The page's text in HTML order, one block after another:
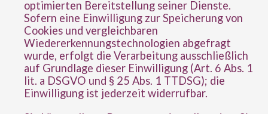
optimierten Bereitstellung seiner Dienste.
Sofern eine Einwilligung zur Speicherung von
Cookies und vergleichbaren
Wiedererkennungstechnologien abgefragt
wurde, erfolgt die Verarbeitung ausschließlich
auf Grundlage dieser Einwilligung (Art. 6 Abs. 1
lit. a DSGVO und § 25 Abs. 1 TTDSG); die
Einwilligung ist jederzeit widerrufbar.